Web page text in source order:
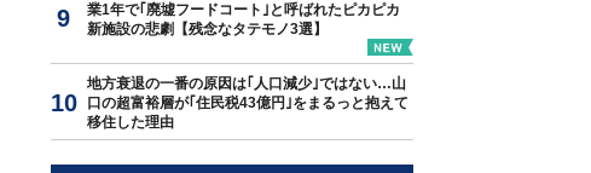
業1年で｢廃墟フードコート｣と呼ばれたピカピカ
新施設の悲劇【残念なタテモノ3選】
地方衰退の一番の原因は｢人口減少｣ではない…山
口の超富裕層が｢住民税43億円｣をまるっと抱えて
移住した理由